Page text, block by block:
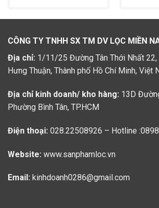
CÔNG TY TNHH SX TM DV LỌC MIỀN
Địa chỉ: 1/11/25 Đường Tân Thới Nhất
Hưng Thuận, Thành phố Hồ Chí Minh, Việt
Địa chỉ kinh doanh/ kho hàng: 13D
Phường Bình Tân, TP.HCM
Điện thoại: 028.22508926 – Hotline
Website: www.sanphamloc.vn
Email: kinhdoanh0286@gmail.com